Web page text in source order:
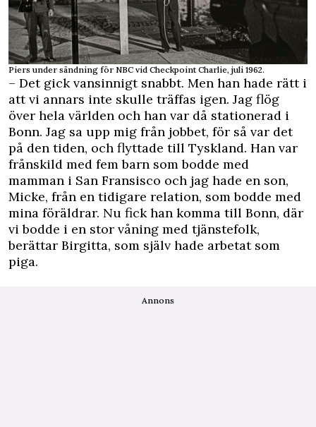
Piers under sändning för NBC vid Checkpoint Charlie, juli 1962.
– Det gick vansinnigt snabbt. Men han hade rätt i
att vi annars inte skulle träffas igen. Jag flög
över hela världen och han var då stationerad i
Bonn. Jag sa upp mig från jobbet, för så var det
på den tiden, och flyttade till Tyskland. Han var
frånskild med fem barn som bodde med
mamman i San Fransisco och jag hade en son,
Micke, från en tidigare relation, som bodde med
mina föräldrar. Nu fick han komma till Bonn, där
vi bodde i en stor våning med tjänstefolk,
berättar Birgitta, som själv hade arbetat som
piga.
Annons